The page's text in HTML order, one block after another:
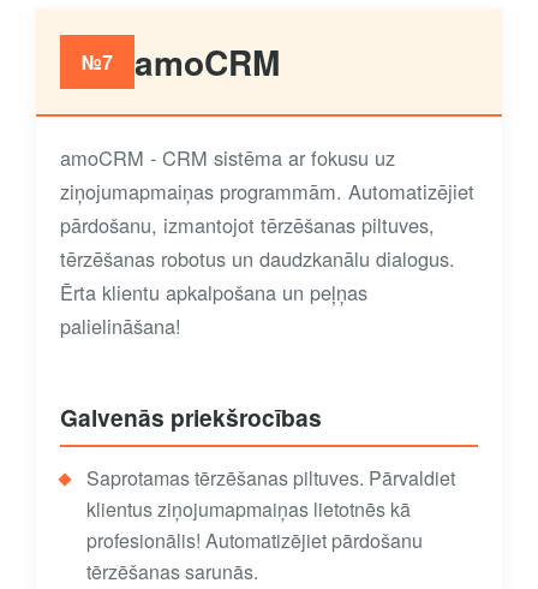
№7 amoCRM
amoCRM - CRM sistēma ar fokusu uz
ziņojumapmaiņas programmām. Automatizējiet
pārdošanu, izmantojot tērzēšanas piltuves,
tērzēšanas robotus un daudzkanālu dialogus.
Ērta klientu apkalpošana un peļņas
palielināšana!
Galvenās priekšrocības
Saprotamas tērzēšanas piltuves. Pārvaldiet
klientus ziņojumapmaiņas lietotnēs kā
profesionālis! Automatizējiet pārdošanu
tērzēšanas sarunās.